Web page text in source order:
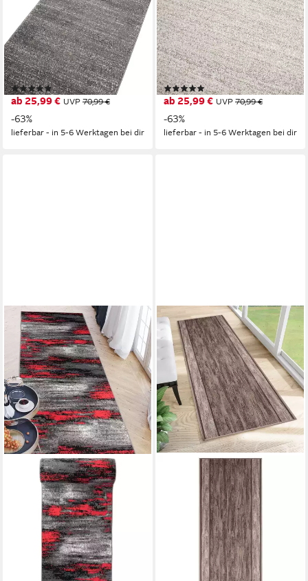
MAZOVIA
Läufer Läufer Flurläufer
Einfarbig für Vorzimmer,
Küche - Anthrazit, 100 x 100
cm, Kurzflor, Meterware,
Höhe 10 mm
(3)
ab 25,99 € UVP 70,99 €
-63%
lieferbar - in 5-6 Werktagen bei dir
MAZOVIA
Läufer Läufer Flurläufer
Einfarbig für Vorzimmer,
Küche - Grau, 100 x 100 cm,
Kurzflor, Meterware, Höhe 10
mm
(1)
ab 25,99 € UVP 70,99 €
-63%
lieferbar - in 5-6 Werktagen bei dir